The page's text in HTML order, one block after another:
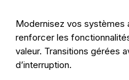
Modernisez vos systèmes
renforcer les
valeur. Transitions gérées
d’interruption.